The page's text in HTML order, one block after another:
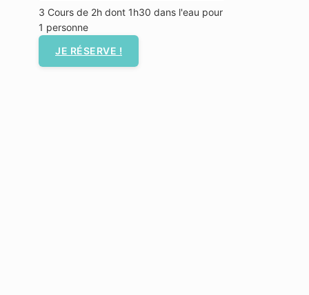
3 Cours de 2h dont 1h30 dans l'eau pour
1 personne
JE RÉSERVE !